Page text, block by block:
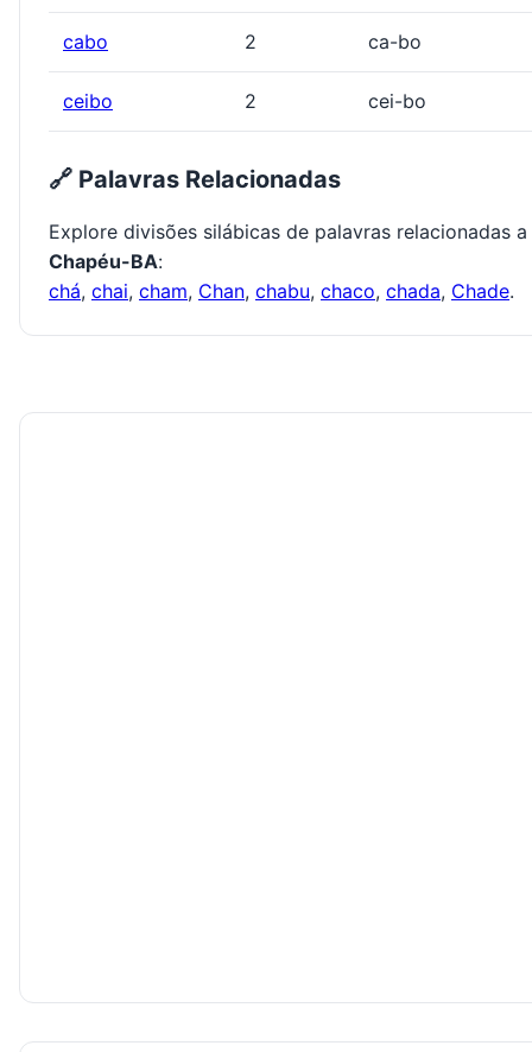
cabo 2 ca-bo
ceibo 2 cei-bo
🔗 Palavras Relacionadas
Explore divisões silábicas de palavras relacionadas a
Chapéu-BA:
chá, chai, cham, Chan, chabu, chaco, chada, Chade.